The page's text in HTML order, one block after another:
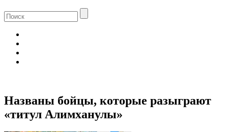
Названы бойцы, которые разыграют
«титул Алимханулы»